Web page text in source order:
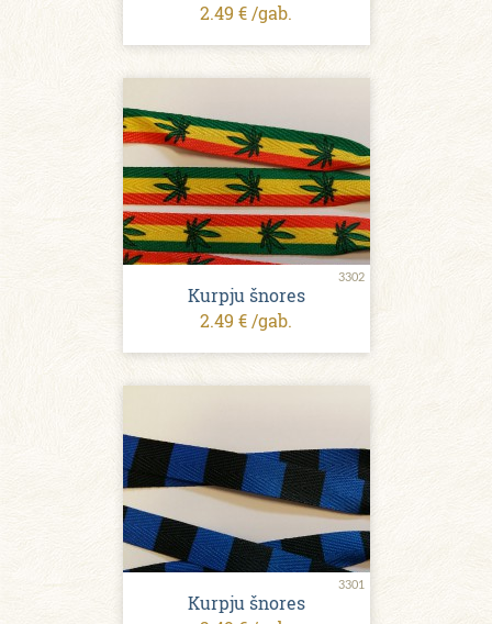
2.49 € /gab.
3302
Kurpju šnores
2.49 € /gab.
3301
Kurpju šnores